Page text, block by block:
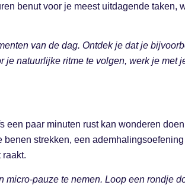
benut voor je meest uitdagende taken,
van de dag. Ontdek je dat je
je natuurlijke ritme te volgen, werk je met
een paar minuten rust kan wonderen
strekken, een
raakt.
pauze te nemen. Loop een rondje